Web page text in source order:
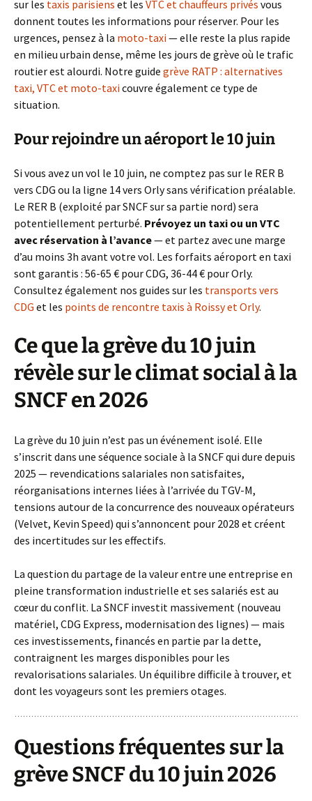
sur les taxis parisiens et les VTC et chauffeurs privés vous
donnent toutes les informations pour réserver. Pour les
urgences, pensez à la moto-taxi— elle reste la plus rapide
en milieu urbain dense, même les jours de grève où le trafic
routier est alourdi. Notre guide grève RATP : alternatives
taxi, VTC et moto-taxicouvre également ce type de
situation.
Pour rejoindre un aéroport le 10 juin
Si vous avez un vol le 10 juin, ne comptez pas sur le RER B
vers CDG ou la ligne 14 vers Orly sans vérification préalable.
Le RER B (exploité par SNCF sur sa partie nord) sera
potentiellement perturbé. Prévoyez un taxi ou un VTC
avec réservation à l’avance— et partez avec une marge
d’au moins 3h avant votre vol. Les forfaits aéroport en taxi
sont garantis : 56-65 € pour CDG, 36-44 € pour Orly.
Consultez également nos guides sur les transports vers
CDG et les points de rencontre taxis à Roissy et Orly.
Ce que la grève du 10 juin
révèle sur le climat social à la
SNCF en 2026
La grève du 10 juin n’est pas un événement isolé. Elle
s’inscrit dans une séquence sociale à la SNCF qui dure depuis
2025 — revendications salariales non satisfaites,
réorganisations internes liées à l’arrivée du TGV-M,
tensions autour de la concurrence des nouveaux opérateurs
(Velvet, Kevin Speed) qui s’annoncent pour 2028 et créent
des incertitudes sur les effectifs.
La question du partage de la valeur entre une entreprise en
pleine transformation industrielle et ses salariés est au
cœur du conflit. La SNCF investit massivement (nouveau
matériel, CDG Express, modernisation des lignes) — mais
ces investissements, financés en partie par la dette,
contraignent les marges disponibles pour les
revalorisations salariales. Un équilibre difficile à trouver, et
dont les voyageurs sont les premiers otages.
Questions fréquentes sur la
grève SNCF du 10 juin 2026